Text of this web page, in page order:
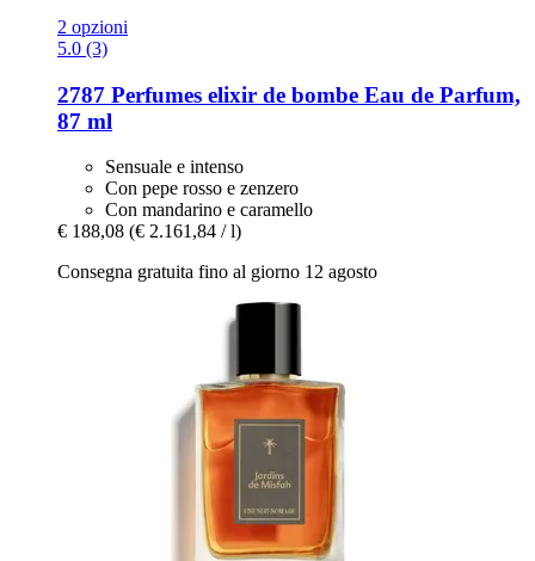
2 opzioni
5.0 (3)
2787 Perfumes elixir de bombe Eau de Parfum,
87 ml
Sensuale e intenso
Con pepe rosso e zenzero
Con mandarino e caramello
€ 188,08 (€ 2.161,84 / l)
Consegna gratuita fino al giorno 12 agosto